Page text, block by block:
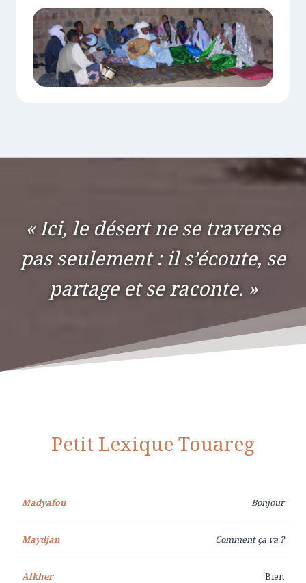
« Ici, le désert ne se traverse
pas seulement : il s’écoute, se
partage et se raconte. »
Petit Lexique Touareg
Madyafou Bonjour
Maydjan Comment ça va ?
Alkher Bien